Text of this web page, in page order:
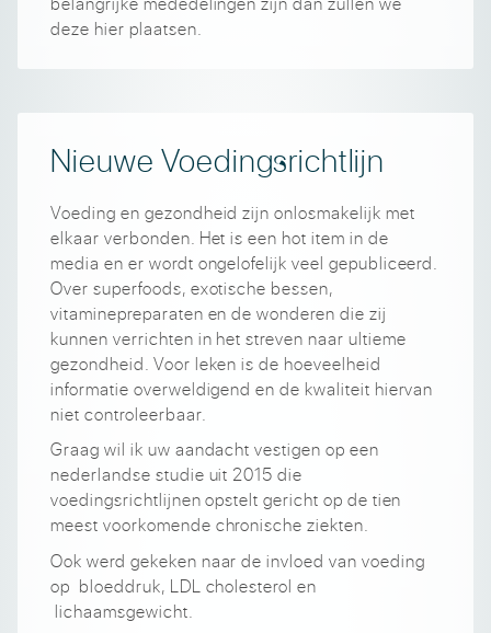
deze hier plaatsen.
Nieuwe Voedingsrichtlijn
Voeding en gezondheid zijn onlosmakelijk met
elkaar verbonden. Het is een hot item in de
media en er wordt ongelofelijk veel gepubliceerd.
Over superfoods, exotische bessen,
vitaminepreparaten en de wonderen die zij
kunnen verrichten in het streven naar ultieme
gezondheid. Voor leken is de hoeveelheid
informatie overweldigend en de kwaliteit hiervan
niet controleerbaar.
Graag wil ik uw aandacht vestigen op een
nederlandse studie uit 2015 die
voedingsrichtlijnen opstelt gericht op de tien
meest voorkomende chronische ziekten.
Ook werd gekeken naar de invloed van voeding
op bloeddruk, LDL cholesterol en
lichaamsgewicht.